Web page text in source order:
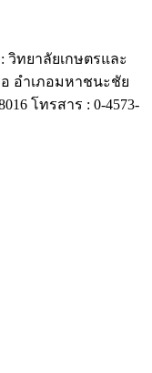
: วิทยาลัยเกษตรและ
อำเภอมหาชนะชัย
โทรสาร : 0-4573-